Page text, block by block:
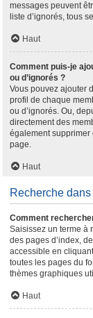
messages peuvent
liste d’ignorés, tous
Haut
Comment puis-je
ou d’ignorés ?
Vous pouvez ajouter
profil de chaque
ou d’ignorés. Ou,
directement des
également supprimer
page.
Haut
Recherche
Comment
Saisissez un terme à
des pages d’index,
accessible en
toutes les pages du
thèmes graphiques
Haut